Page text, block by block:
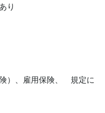
り
）、雇用保険、　規定に